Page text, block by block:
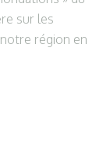
sur les
région en